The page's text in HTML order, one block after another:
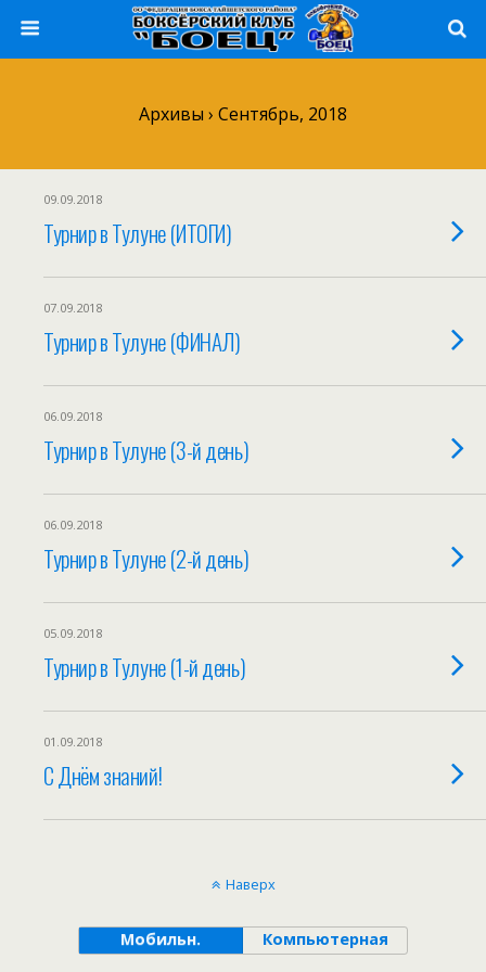
Архивы › Сентябрь, 2018
09.09.2018
Турнир в Тулуне (ИТОГИ)
07.09.2018
Турнир в Тулуне (ФИНАЛ)
06.09.2018
Турнир в Тулуне (3-й день)
06.09.2018
Турнир в Тулуне (2-й день)
05.09.2018
Турнир в Тулуне (1-й день)
01.09.2018
С Днём знаний!
Наверх
Мобильн. Компьютерная